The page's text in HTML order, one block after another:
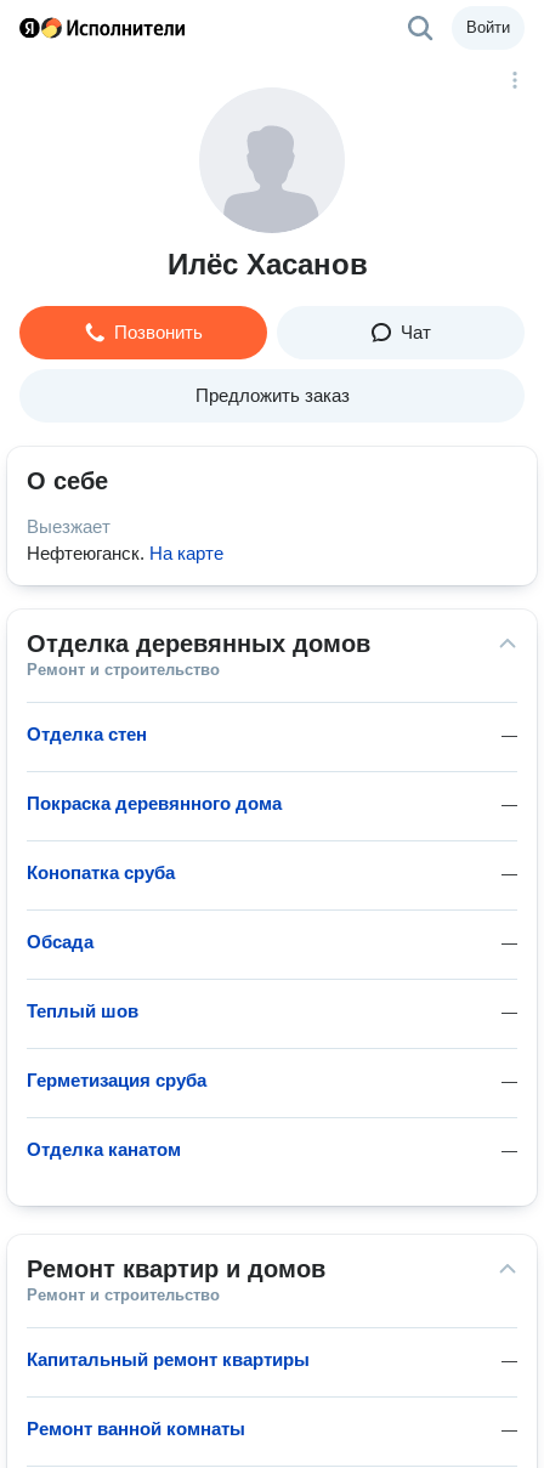
Войти
Илëс Хасанов
Позвонить Чат
Предложить заказ
О себе
Выезжает
Нефтеюганск. На карте
Отделка деревянных домов
Ремонт и строительство
—
Отделка стен
—
Покраска деревянного дома
—
Конопатка сруба
—
Обсада
—
Теплый шов
—
Герметизация сруба
—
Отделка канатом
Ремонт квартир и домов
Ремонт и строительство
—
Капитальный ремонт квартиры
—
Ремонт ванной комнаты